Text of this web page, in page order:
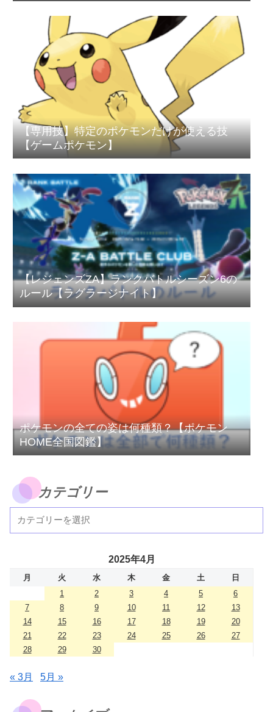
【専用技】特定のポケモンだけが使える技
【ゲームポケモン】
【レジェンズZA】ランクバトルシーズン6の
ルール【ラグラージナイト】
ポケモンの全ての姿は何種類？【ポケモン
HOME全国図鑑】
カテゴリー
2025年4月
月 火 水 木 金 土
日
1
2 3 4 5
6
7
8 9 10 11 12
13
14
15 16 17 18 19
20
21
22 23 24 25 26
27
28
29 30
« 3月 5月 »